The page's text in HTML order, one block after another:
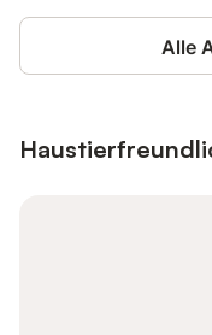
Alle